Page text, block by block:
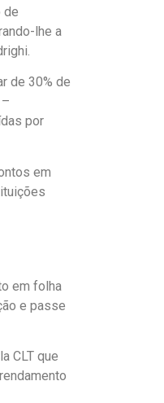
de
lhe a
de 30% de
por
em
em folha
e passe
CLT que